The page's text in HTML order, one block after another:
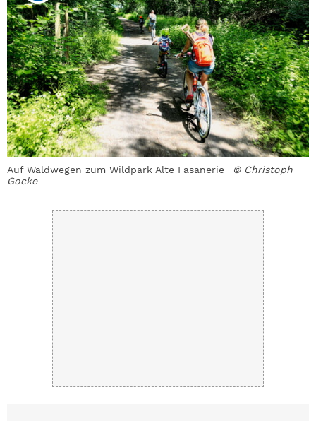
Auf Waldwegen zum Wildpark Alte Fasanerie
© Christoph
Gocke